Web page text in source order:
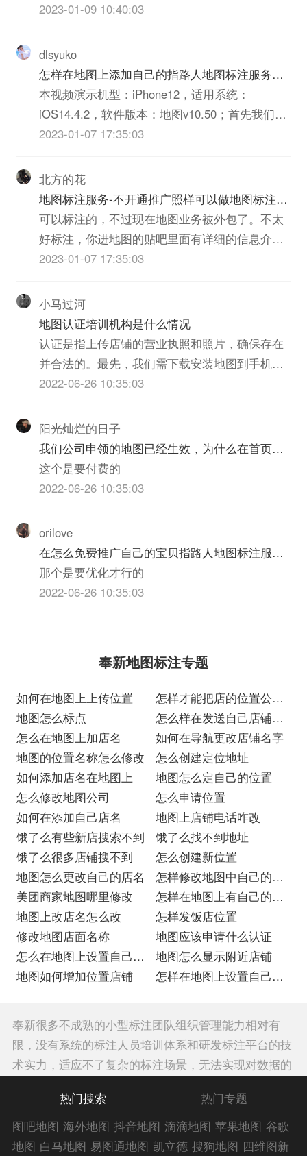
2023-01-09 10:40:03
dlsyuko
怎样在地图上添加自己的指路人地图标注服务中
心铺
本视频演示机型：iPhone12，适用系统：
iOS14.4.2，软件版本：地图v10.50；首先我们打
开好的【地图】应用软件，点击【进入地图】，
号码【一键登录】，然后在该页面中找到【我的
指路人地图标注服务中心铺】；点击【我要入
驻】...
2023-01-07 17:35:03
北方的花
地图标注服务-不开通推广照样可以做地图标注吧
? U
可以标注的，不过现在地图业务被外包了。不太
好标注，你进地图的贴吧里面有详细的信息介
绍。曾经有一段时间，做推广会送地图标注，但
2023-01-07 17:35:03
小马过河
地图认证培训机构是什么情况
认证是指上传店铺的营业执照和照片，确保存在
并合法的。最先，我们需下载安装地图到手机之
上，导向于你所需添加公司/店面信息的具体位
司是适应市场经济社会化大生产的需要而形成的
一种企业组织形式。中国的公司是指依照《中华
人民共和国公司法》在中...
2022-06-26 10:35:03
阳光灿烂的日子
我们公司申领的地图已经生效，为什么在首页上
搜索公司全称在右侧没有地图显示
这个是要付费的
2022-06-26 10:35:03
orilove
在怎么免费推广自己的宝贝指路人地图标注服务
中心铺。
那个是要优化才行的
2022-06-26 10:35:03
奉新地图标注专题
如何在地图上上传位置
地图怎么标点
怎么在地图上加店名
地图的位置名称怎么修改
如何添加店名在地图上
怎么修改地图公司
如何在添加自己店名
饿了么有些新店搜索不到
饿了么很多店铺搜不到
地图怎么更改自己的店名
美团商家地图哪里修改
地图上改店名怎么改
修改地图店面名称
怎么在地图上设置自己店
的位置免费
地图如何增加位置店铺
怎样才能把店的位置公布
在地图上
怎么样在发送自己店铺的
位置
如何在导航更改店铺名字
怎么创建定位地址
地图怎么定自己的位置
怎么申请位置
地图上店铺电话咋改
饿了么找不到地址
怎么创建新位置
怎样修改地图中自己的位
置
怎样在地图上有自己的店
名
怎样发饭店位置
地图应该申请什么认证
地图怎么显示附近店铺
怎样在地图上设置自己的
奉新很多不成熟的小型标注团队组织管理能力相对有
限，没有系统的标注人员培训体系和研发标注平台的技
术实力，适应不了复杂的标注场景，无法实现对数据的
发、清洗、标注、质检、交付环节就会出现很多问题，
不仅会多次返修数据，而且是多次返修也达不到要求的
精确度。所以还是建议您选择奉新已经具备一定客户口
热门搜索
热门专题
图吧地图 海外地图 抖音地图 滴滴地图 苹果地图 谷歌
地图 白马地图 易图通地图 凯立德 搜狗地图 四维图新